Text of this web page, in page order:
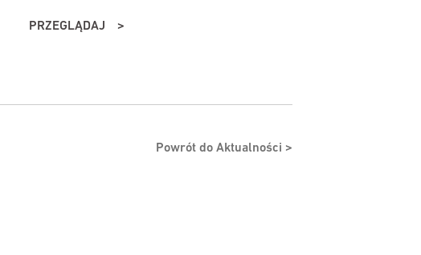
PRZEGLĄDAJ
Powrót do Aktualności